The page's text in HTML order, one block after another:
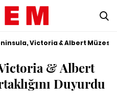
Victoria & Albert Müzesi
& Albert
Duyurdu